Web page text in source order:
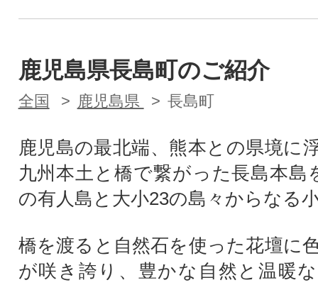
鹿児島県長島町のご紹介
全国 鹿児島県 長島町
鹿児島の最北端、熊本との県境に
九州本土と橋で繋がった長島本島
の有人島と大小23の島々からなる
橋を渡ると自然石を使った花壇に
が咲き誇り、豊かな自然と温暖